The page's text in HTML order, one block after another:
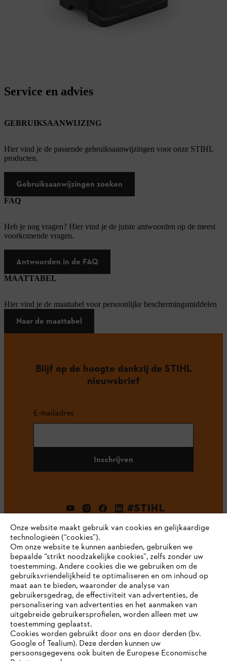
Service en advies
GEBRUIKSAANWIJZING
Hier vind je de passende gebruiksaanwijzingen voor onze STIHL
producten.
Gebruiksaanwijzingen zoeken
FAQ
Heb je nog vragen? Hier vind je de juiste antwoorden op de meest
voorkomende vragen.
Antwoorden in de FAQ
MAATTABEL
Hier vind je de maattabel voor persoonlijke beschermingsmiddelen
Naar de maattabel
Blijf op de hoogte dankzij de STIHL
nieuwsbrief
E-mailadres
Inschrijven
#STIHL
Bedrijf
STIHL FAQ
Onze website maakt gebruik van cookies en gelijkaardige
technologieën (“cookies”).
Om onze website te kunnen aanbieden, gebruiken we
bepaalde “strikt noodzakelijke cookies”, zelfs zonder uw
toestemming. Andere cookies die we gebruiken om de
gebruiksvriendelijkheid te optimaliseren en om inhoud op
maat aan te bieden, waaronder de analyse van
gebruikersgedrag, de effectiviteit van advertenties, de
personalisering van advertenties en het aanmaken van
uitgebreide gebruikersprofielen, worden alleen met uw
toestemming geplaatst.
Cookies worden gebruikt door ons en door derden (bv.
Google of Tealium). Deze derden kunnen uw
persoonsgegevens ook buiten de Europese Economische